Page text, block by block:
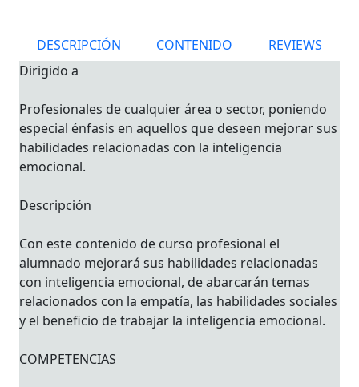
DESCRIPCIÓN CONTENIDO
REVIEWS
Dirigido a
Profesionales de cualquier área o sector, poniendo
especial énfasis en aquellos que deseen mejorar sus
habilidades relacionadas con la inteligencia
emocional.
Descripción
Con este contenido de curso profesional el
alumnado mejorará sus habilidades relacionadas
con inteligencia emocional, de abarcarán temas
relacionados con la empatía, las habilidades sociales
y el beneficio de trabajar la inteligencia emocional.
COMPETENCIAS